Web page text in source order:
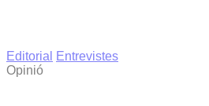
Editorial
Entrevistes
Opinió